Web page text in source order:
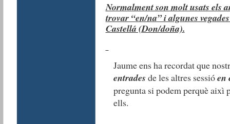
Normalment son molt usats els
trovar “en/na” i algunes
Castellá (Don/doña).
Jaume ens ha recordat que
entrades de les altres sessióen
pregunta si podem perquè aixì
ells.